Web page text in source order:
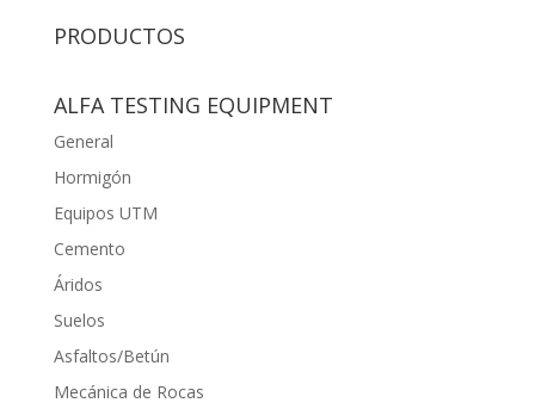
PRODUCTOS
ALFA TESTING EQUIPMENT
General
Hormigón
Equipos UTM
Cemento
Áridos
Suelos
Asfaltos/Betún
Mecánica de Rocas